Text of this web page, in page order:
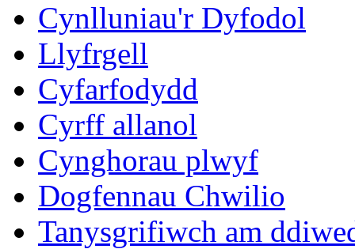
Cynlluniau'r Dyfodol
Llyfrgell
Cyfarfodydd
Cyrff allanol
Cynghorau plwyf
Dogfennau Chwilio
Tanysgrifiwch am